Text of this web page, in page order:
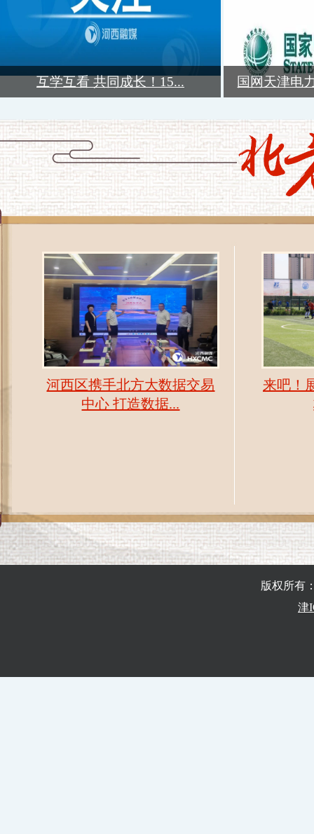
互学互看 共同成长！15... 国网天津电
河西区携手北方大数据交易
中心 打造数据...
来吧！
版权所有
津